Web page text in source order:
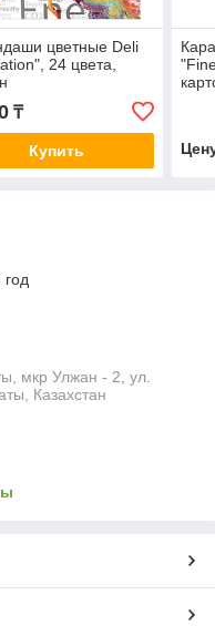
цветные Deli
24 цвета,
₸
Купить
мкр Улжан - 2, ул.
Казахстан